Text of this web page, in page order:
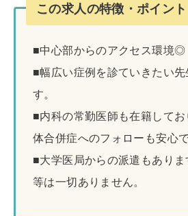
この求人の特徴・ポイント
■中心部からのアクセス環境◎
■幅広い症例を診ていきたい
す。
■内科の常勤医師も在籍して
体合併症へのフォローも安心で
■大学医局からの派遣もあり
等は一切ありません。